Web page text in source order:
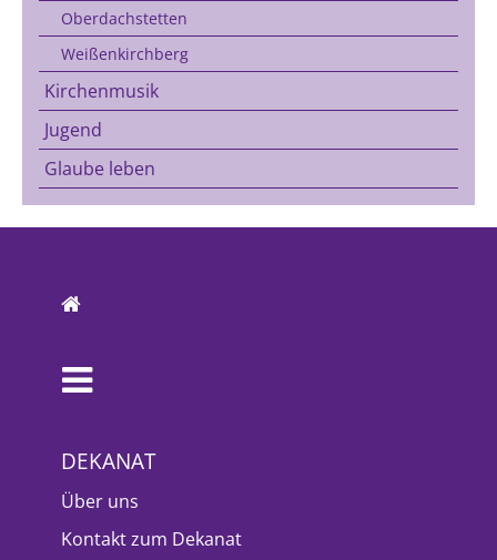
Oberdachstetten
Weißenkirchberg
Kirchenmusik
Jugend
Glaube leben
DEKANAT
Über uns
Kontakt zum Dekanat